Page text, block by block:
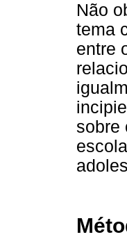
Não
tema
entre
sobre